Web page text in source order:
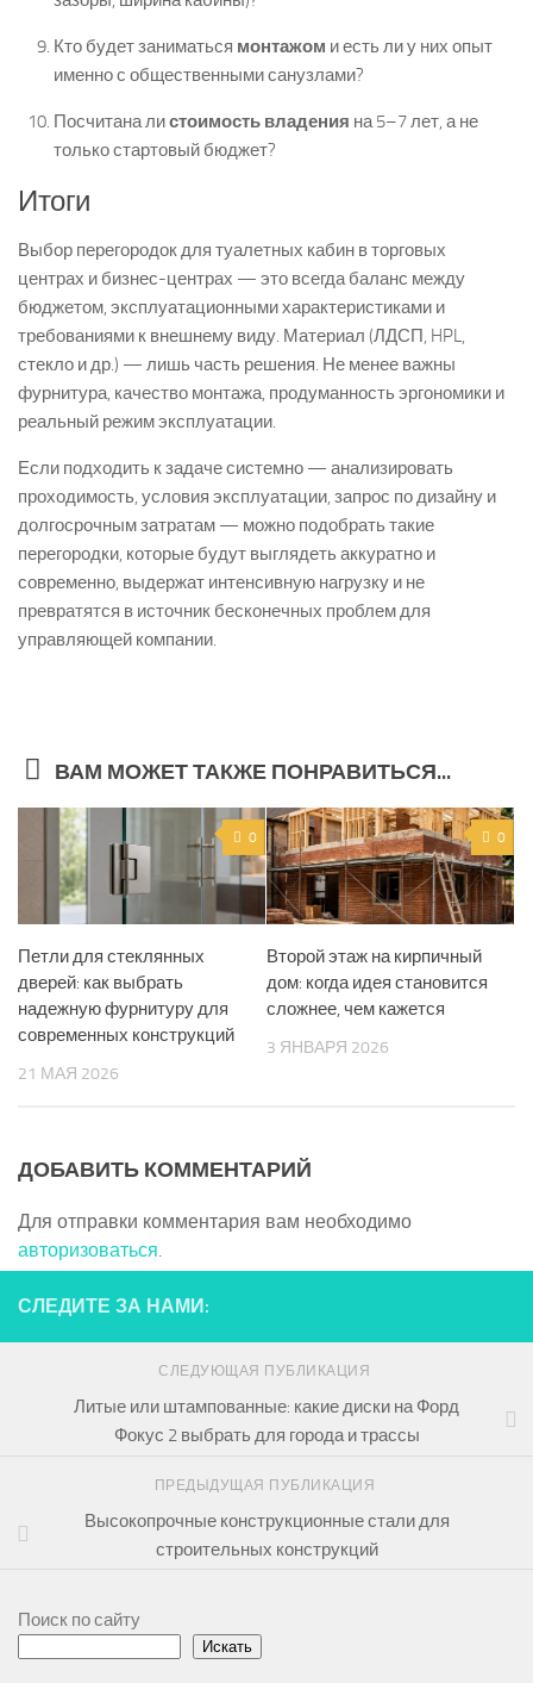
Кто будет заниматься монтажом и есть ли у них опыт
именно с общественными санузлами?
Посчитана листоимость владения на 5–7 лет, а не
только стартовый бюджет?
Итоги
Выбор перегородок для туалетных кабин в торговых
центрах и бизнес-центрах — это всегда баланс между
бюджетом, эксплуатационными характеристиками и
требованиями к внешнему виду. Материал (ЛДСП, HPL,
стекло и др.) — лишь часть решения. Не менее важны
фурнитура, качество монтажа, продуманность эргономики и
реальный режим эксплуатации.
Если подходить к задаче системно — анализировать
проходимость, условия эксплуатации, запрос по дизайну и
долгосрочным затратам — можно подобрать такие
перегородки, которые будут выглядеть аккуратно и
современно, выдержат интенсивную нагрузку и не
превратятся в источник бесконечных проблем для
управляющей компании.
ВАМ МОЖЕТ ТАКЖЕ ПОНРАВИТЬСЯ...
0
Петли для стеклянных
дверей: как выбрать
надежную фурнитуру для
современных конструкций
21 МАЯ 2026
0
Второй этаж на кирпичный
дом: когда идея становится
сложнее, чем кажется
3 ЯНВАРЯ 2026
ДОБАВИТЬ КОММЕНТАРИЙ
Для отправки комментария вам необходимо
авторизоваться.
СЛЕДИТЕ ЗА НАМИ:
СЛЕДУЮЩАЯ ПУБЛИКАЦИЯ
Литые или штампованные: какие диски на Форд
Фокус 2 выбрать для города и трассы
ПРЕДЫДУЩАЯ ПУБЛИКАЦИЯ
Высокопрочные конструкционные стали для
строительных конструкций
Поиск по сайту
Искать